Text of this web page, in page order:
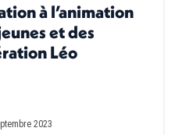
à l’animation
et des
Léo
2023